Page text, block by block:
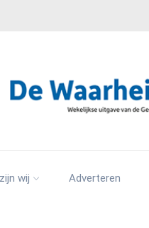
wij Adverteren